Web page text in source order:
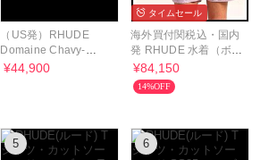
（US発）RHUDE
Domaine Chavy-
Chouet R キャップ
¥44,900
タイムセール
海外買付関税込・国内
発 RHUDE 水着（ボク
サーパンツ）
¥84,150
14%OFF
5 6